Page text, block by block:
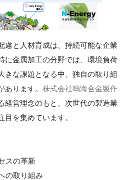
慮と人材育成は、持続可能な企業
に金属加工の分野では、環境負荷
きな課題となる中、独自の取り組
あります。株式会社鳴海合金製作
経営理念のもと、次世代の製造業
を集めています。
スの革新
の取り組み